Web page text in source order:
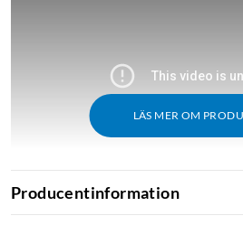
LÄS MER OM
Producentinformation